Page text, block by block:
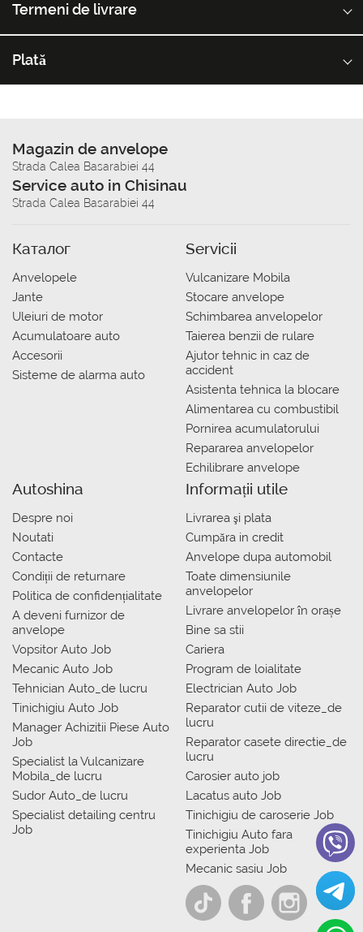
Termeni de livrare
Plată
Magazin de anvelope
Strada Calea Basarabiei 44
Service auto in Chisinau
Strada Calea Basarabiei 44
Каталог
Anvelopele
Jante
Uleiuri de motor
Acumulatoare auto
Accesorii
Sisteme de alarma auto
Servicii
Vulcanizare Mobila
Stocare anvelope
Schimbarea anvelopelor
Taierea benzii de rulare
Ajutor tehnic in caz de
accident
Asistenta tehnica la blocare
Alimentarea cu combustibil
Pornirea acumulatorului
Repararea anvelopelor
Echilibrare anvelope
Autoshina
Despre noi
Noutati
Contacte
Condiții de returnare
Politica de confidențialitate
A deveni furnizor de
anvelope
Vopsitor Auto Job
Mecanic Auto Job
Tehnician Auto_de lucru
Tinichigiu Auto Job
Manager Achizitii Piese Auto
Job
Specialist la Vulcanizare
Mobila_de lucru
Sudor Auto_de lucru
Specialist detailing centru
Job
Informații utile
Livrarea şi plata
Сumpăra in credit
Anvelope dupa automobil
Toate dimensiunile
anvelopelor
Livrare anvelopelor în orașe
Bine sa stii
Cariera
Program de loialitate
Electrician Auto Job
Reparator cutii de viteze_de
lucru
Reparator casete directie_de
lucru
Carosier auto job
Lacatus auto Job
Tinichigiu de caroserie Job
Tinichigiu Auto fara
experienta Job
Mecanic sasiu Job